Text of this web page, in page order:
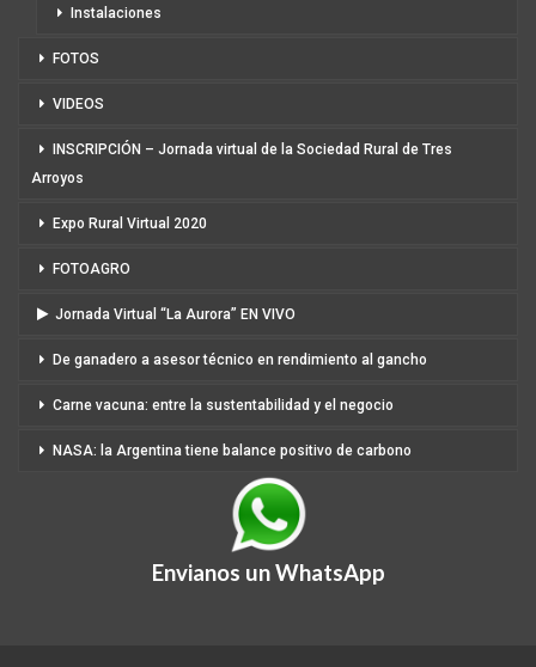
Instalaciones
FOTOS
VIDEOS
INSCRIPCIÓN – Jornada virtual de la Sociedad Rural de Tres
Arroyos
Expo Rural Virtual 2020
FOTOAGRO
Jornada Virtual “La Aurora” EN VIVO
De ganadero a asesor técnico en rendimiento al gancho
Carne vacuna: entre la sustentabilidad y el negocio
NASA: la Argentina tiene balance positivo de carbono
Envianos un WhatsApp